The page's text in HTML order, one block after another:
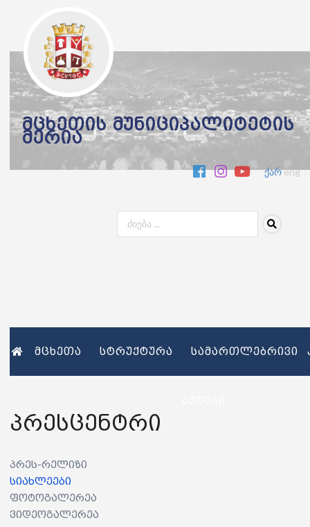
მცხეთის მუნიციპალიტეტის
მერია
ქარeng
მცხეთა სტრუქტურა სამართლებრივი
პრესცენტრი
პრეს-რელიზი
სიახლეები
ფოტოგალერეა
ვიდეოგალერეა